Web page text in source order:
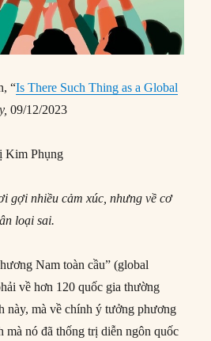
“Is There Such Thing as a Global
09/12/2023
Kim Phụng
gợi nhiều cảm xúc, nhưng về cơ
loại sai.
Nam toàn cầu” (global
về hơn 120 quốc gia thường
này, mà về chính ý tưởng phương
mà nó đã thống trị diễn ngôn quốc